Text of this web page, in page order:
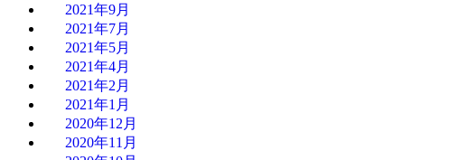
2021年9月
2021年7月
2021年5月
2021年4月
2021年2月
2021年1月
2020年12月
2020年11月